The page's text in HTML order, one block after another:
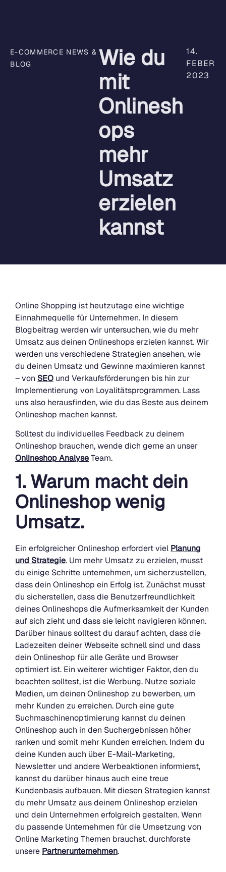
E-COMMERCE NEWS &
BLOG
Wie du
mit
Onlinesh
ops
mehr
Umsatz
erzielen
kannst
14.
FEBER
2023
Online Shopping ist heutzutage eine wichtige
Einnahmequelle für Unternehmen. In diesem
Blogbeitrag werden wir untersuchen, wie du mehr
Umsatz aus deinen Onlineshops erzielen kannst. Wir
werden uns verschiedene Strategien ansehen, wie
du deinen Umsatz und Gewinne maximieren kannst
– von SEO und Verkaufsförderungen bis hin zur
Implementierung von Loyalitätsprogrammen. Lass
uns also herausfinden, wie du das Beste aus deinem
Onlineshop machen kannst.
Solltest du individuelles Feedback zu deinem
Onlineshop brauchen, wende dich gerne an unser
Onlineshop AnalyseTeam.
1. Warum macht dein
Onlineshop wenig
Umsatz.
Ein erfolgreicher Onlineshop erfordert viel Planung
und Strategie. Um mehr Umsatz zu erzielen, musst
du einige Schritte unternehmen, um sicherzustellen,
dass dein Onlineshop ein Erfolg ist. Zunächst musst
du sicherstellen, dass die Benutzerfreundlichkeit
deines Onlineshops die Aufmerksamkeit der Kunden
auf sich zieht und dass sie leicht navigieren können.
Darüber hinaus solltest du darauf achten, dass die
Ladezeiten deiner Webseite schnell sind und dass
dein Onlineshop für alle Geräte und Browser
optimiert ist. Ein weiterer wichtiger Faktor, den du
beachten solltest, ist die Werbung. Nutze soziale
Medien, um deinen Onlineshop zu bewerben, um
mehr Kunden zu erreichen. Durch eine gute
Suchmaschinenoptimierung kannst du deinen
Onlineshop auch in den Suchergebnissen höher
ranken und somit mehr Kunden erreichen. Indem du
deine Kunden auch über E-Mail-Marketing,
Newsletter und andere Werbeaktionen informierst,
kannst du darüber hinaus auch eine treue
Kundenbasis aufbauen. Mit diesen Strategien kannst
du mehr Umsatz aus deinem Onlineshop erzielen
und dein Unternehmen erfolgreich gestalten. Wenn
du passende Unternehmen für die Umsetzung von
Online Marketing Themen brauchst, durchforste
unsere Partnerunternehmen.